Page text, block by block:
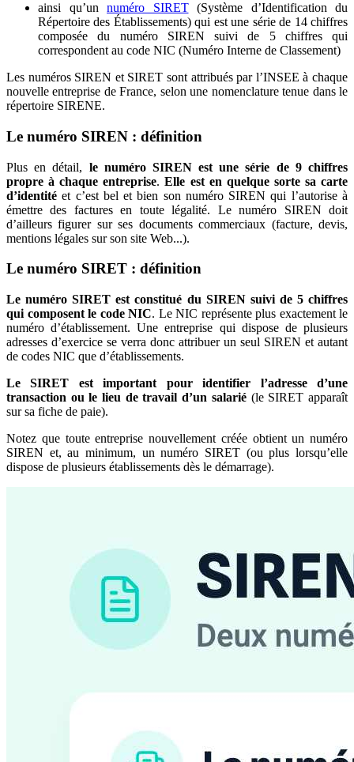
ainsi qu’un numéro SIRET(Système d’Identification du
Répertoire des Établissements) qui est une série de 14 chiffres
composée du numéro SIREN suivi de 5 chiffres qui
correspondent au code NIC (Numéro Interne de Classement)
Les numéros SIREN et SIRET sont attribués par l’INSEE à chaque
nouvelle entreprise de France, selon une nomenclature tenue dans le
répertoire SIRENE.
Le numéro SIREN : définition
Plus en détail, le numéro SIREN est une série de 9 chiffres
propre à chaque entreprise.Elle est en quelque sorte sa carte
d’identité et c’est bel et bien son numéro SIREN qui l’autorise à
émettre des factures en toute légalité. Le numéro SIREN doit
d’ailleurs figurer sur ses documents commerciaux (facture, devis,
mentions légales sur son site Web...).
Le numéro SIRET : définition
Le numéro SIRET est constitué du SIREN suivi de 5 chiffres
qui composent le code NIC. Le NIC représente plus exactement le
numéro d’établissement. Une entreprise qui dispose de plusieurs
adresses d’exercice se verra donc attribuer un seul SIREN et autant
de codes NIC que d’établissements.
Le SIRET est important pour identifier l’adresse d’une
transaction ou le lieu de travail d’un salarié(le SIRET apparaît
sur sa fiche de paie).
Notez que toute entreprise nouvellement créée obtient un numéro
SIREN et, au minimum, un numéro SIRET (ou plus lorsqu’elle
dispose de plusieurs établissements dès le démarrage).